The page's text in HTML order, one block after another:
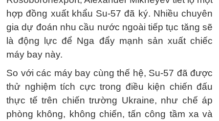
hợp đồng xuất khẩu Su-57 đã ký. Nhiều chuyên
gia dự đoán nhu cầu nước ngoài tiếp tục tăng sẽ
là động lực để Nga đẩy mạnh sản xuất chiếc
máy bay này.
So với các máy bay cùng thế hệ, Su-57 đã được
thử nghiệm tích cực trong điều kiện chiến đấu
thực tế trên chiến trường Ukraine, như chế áp
phòng không, không chiến, tấn công tầm xa và